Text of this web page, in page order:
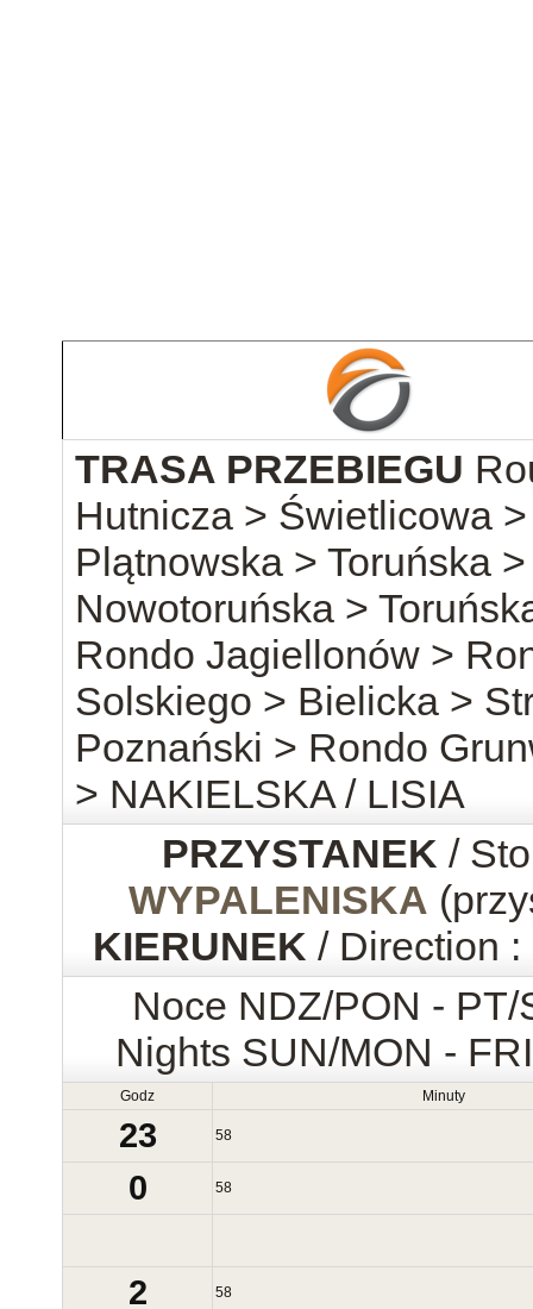
TRASA PRZEBIEGU
Hutnicza > Świetlicowa
Plątnowska > Toruńska
Nowotoruńska >
Rondo Jagiellonów >
Solskiego > Bielicka >
Poznański > Rondo
> NAKIELSKA / LISIA
PRZYSTANEK /
WYPALENISKA
KIERUNEK / Direction :
Noce NDZ/PON - PT/
Nights SUN/MON -
Godz Minuty
23 58
0 58
2 58